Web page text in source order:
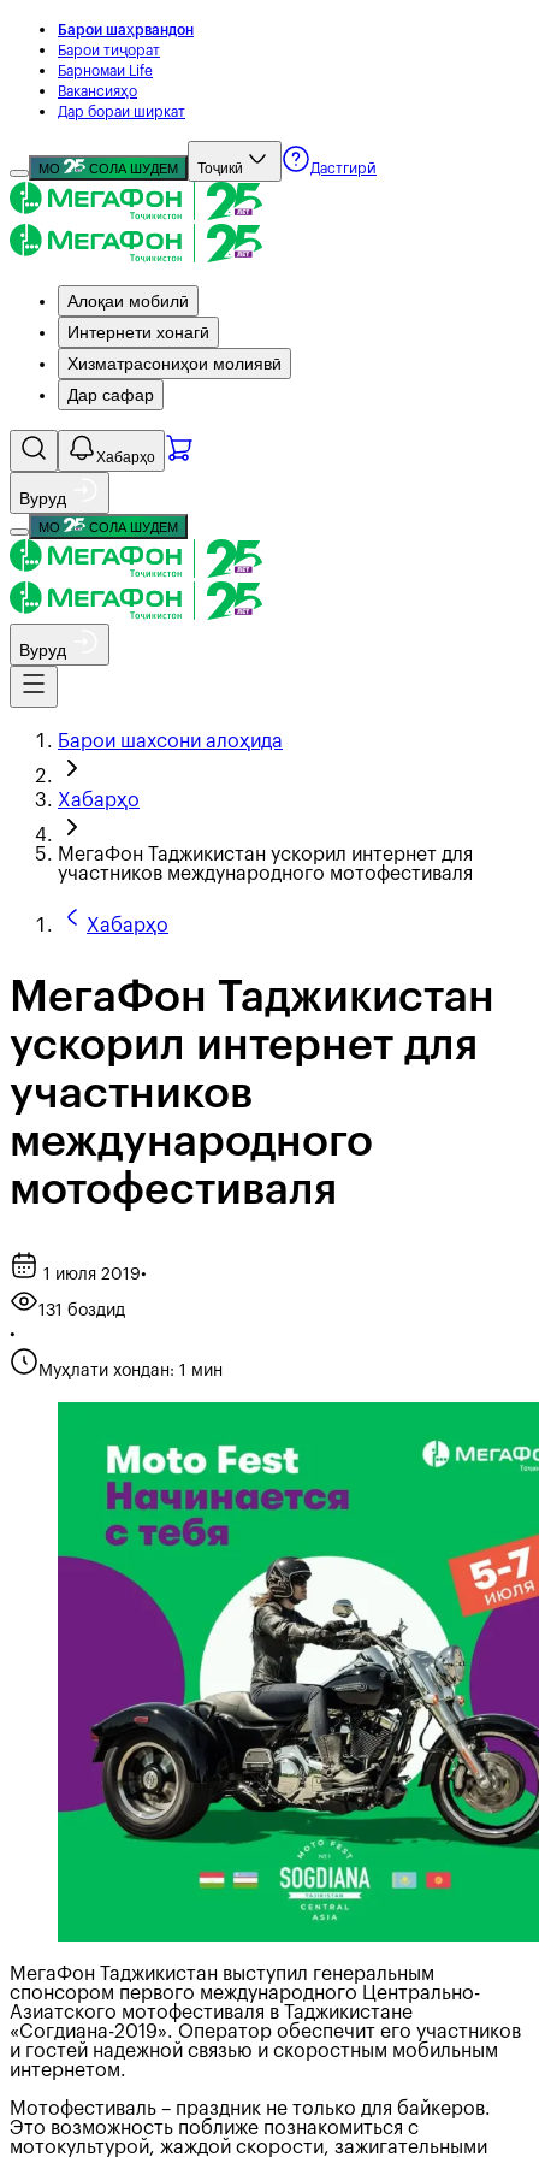
Барои шаҳрвандон
Барои тиҷорат
Барномаи Life
Вакансияҳо
Дар бораи ширкат
МО СОЛА ШУДЕМ Тоҷикӣ Дастгирӣ
Алоқаи мобилӣ
Интернети хонагӣ
Хизматрасониҳои молиявӣ
Дар сафар
Хабарҳо
Вуруд
МО СОЛА ШУДЕМ
Вуруд
Барои шахсони алоҳида
Хабарҳо
МегаФон Таджикистан ускорил интернет для
участников международного мотофестиваля
Хабарҳо
МегаФон Таджикистан
ускорил интернет для
участников
международного
мотофестиваля
1 июля 2019•
131 боздид
•
Муҳлати хондан: 1 мин
МегаФон Таджикистан выступил генеральным
спонсором первого международного Центрально-
Азиатского мотофестиваля в Таджикистане
«Согдиана-2019». Оператор обеспечит его участников
и гостей надежной связью и скоростным мобильным
интернетом.
Мотофестиваль – праздник не только для байкеров.
Это возможность поближе познакомиться с
мотокультурой, жаждой скорости, зажигательными